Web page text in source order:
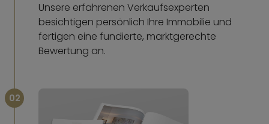
Unsere erfahrenen Verkaufsexperten
besichtigen persönlich Ihre Immobilie und
fertigen eine fundierte, marktgerechte
Bewertung an.
02